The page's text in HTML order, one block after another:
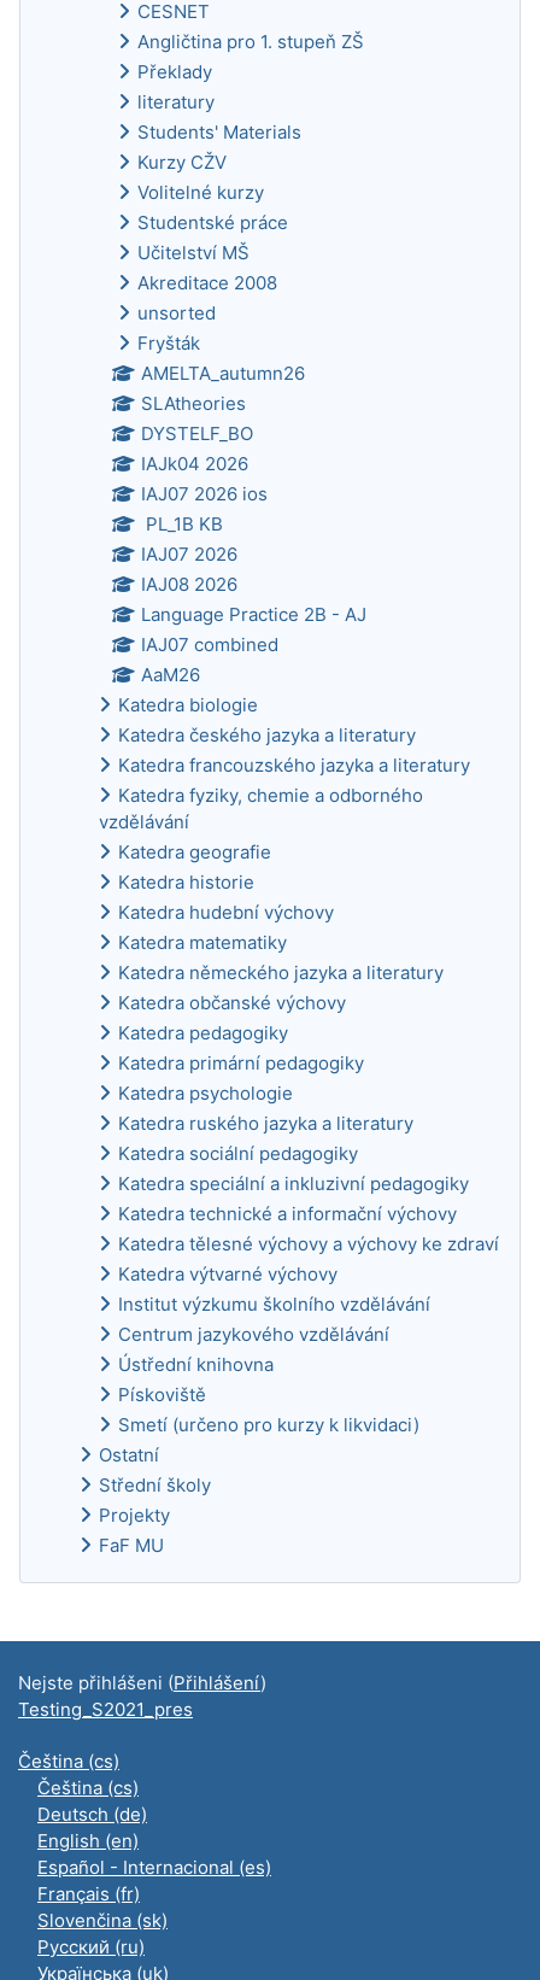
CESNET
Angličtina pro 1. stupeň ZŠ
Překlady
literatury
Students' Materials
Kurzy CŽV
Volitelné kurzy
Studentské práce
Učitelství MŠ
Akreditace 2008
unsorted
Fryšták
AMELTA_autumn26
SLAtheories
DYSTELF_BO
IAJk04 2026
IAJ07 2026 ios
PL_1B KB
IAJ07 2026
IAJ08 2026
Language Practice 2B - AJ
IAJ07 combined
AaM26
Katedra biologie
Katedra českého jazyka a literatury
Katedra francouzského jazyka a literatury
Katedra fyziky, chemie a odborného
vzdělávání
Katedra geografie
Katedra historie
Katedra hudební výchovy
Katedra matematiky
Katedra německého jazyka a literatury
Katedra občanské výchovy
Katedra pedagogiky
Katedra primární pedagogiky
Katedra psychologie
Katedra ruského jazyka a literatury
Katedra sociální pedagogiky
Katedra speciální a inkluzivní pedagogiky
Katedra technické a informační výchovy
Katedra tělesné výchovy a výchovy ke zdraví
Katedra výtvarné výchovy
Institut výzkumu školního vzdělávání
Centrum jazykového vzdělávání
Ústřední knihovna
Pískoviště
Smetí (určeno pro kurzy k likvidaci)
Ostatní
Střední školy
Projekty
FaF MU
Doplňkové bloky
Nejste přihlášeni (Přihlášení)
Testing_S2021_pres
Čeština ‎(cs)‎
Čeština ‎(cs)‎
Deutsch ‎(de)‎
English ‎(en)‎
Español - Internacional ‎(es)‎
Français ‎(fr)‎
Slovenčina ‎(sk)‎
Русский ‎(ru)‎
Українська ‎(uk)‎